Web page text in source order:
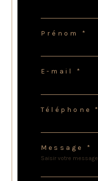
Prénom *
E-mail *
Téléphone *
Message *